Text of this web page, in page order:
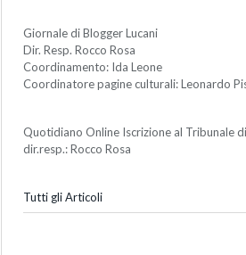
Giornale di Blogger Lucani
Dir. Resp. Rocco Rosa
Coordinamento: Ida Leone
Coordinatore pagine culturali: Leonardo
Quotidiano Online Iscrizione al Tribunale
dir.resp.: Rocco Rosa
Tutti gli Articoli